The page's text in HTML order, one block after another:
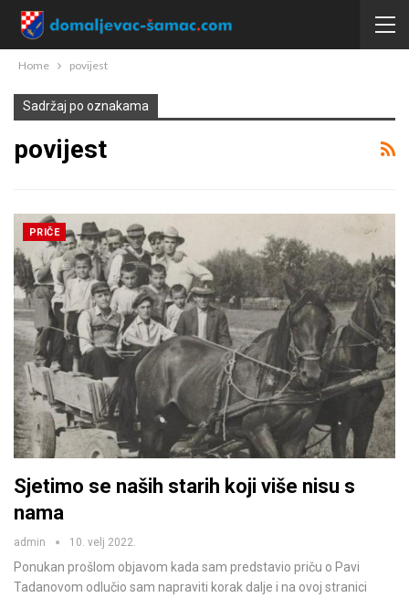
Home povijest
Sadržaj po oznakama
povijest
PRIČE
Sjetimo se naših starih koji više nisu s
nama
admin 10. velj 2022.
Ponukan prošlom objavom kada sam predstavio priču o Pavi
Tadanovom odlučio sam napraviti korak dalje i na ovoj stranici